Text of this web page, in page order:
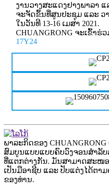
ງານວາງສະແດງຢາງພາລາ ແ
ຈະຈັດຂຶ້ນທີ່ສູນປະຊຸມ ແລະ ວ
ໃນວັນທີ 13-16 ເມສາ 2021.
CHUANGRONG ຈະເຂົ້າຮ່
17Y24
ພາລະກິດຂອງ
ສົມບູນແບບແບບຄົບວົງຈອນສຳລັ
ທີ່ແຕກຕ່າງກັນ. ມັນສາມາດສະໜ
ເປັນມືອາຊີບ ແລະ ປັບແຕ່ງໄດ້ຕາ
ຂອງທ່ານ.